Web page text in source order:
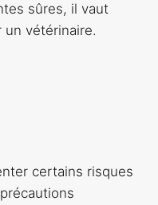
sûres, il vaut
vétérinaire.
certains risques